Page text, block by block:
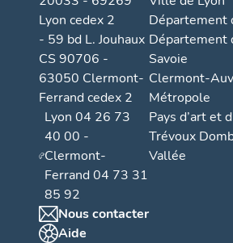
Lyon cedex 2
- 59 bd L. Jouhaux
CS 90706 -
63050 Clermont-
Ferrand cedex 2
Lyon 04 26 73
40 00 -
Clermont-
Ferrand 04 73 31
85 92
Nous contacter
Aide
Département
Département
Savoie
Clermont-
Métropole
Pays d’art et
Trévoux
Vallée